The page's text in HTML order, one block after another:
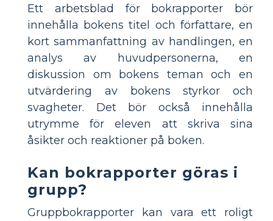
Ett arbetsblad för bokrapporter bör
innehålla bokens titel och författare, en
kort sammanfattning av handlingen, en
analys av huvudpersonerna, en
diskussion om bokens teman och en
utvärdering av bokens styrkor och
svagheter. Det bör också innehålla
utrymme för eleven att skriva sina
åsikter och reaktioner på boken.
Kan bokrapporter göras i
grupp?
Gruppbokrapporter kan vara ett roligt